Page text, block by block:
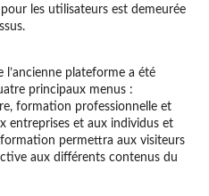
les utilisateurs est demeurée
plateforme a été
principaux menus :
formation professionnelle et
entreprises et aux individus et
permettra aux visiteurs
aux différents contenus du